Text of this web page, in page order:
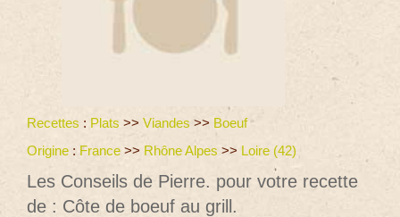
Recettes : Plats >> Viandes >> Boeuf
Origine : France >> Rhône Alpes >> Loire (42)
Les Conseils de Pierre. pour votre recette
de : Côte de boeuf au grill.